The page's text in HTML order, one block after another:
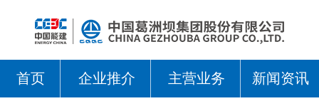
首页 企业推介 主营业务 新闻资讯